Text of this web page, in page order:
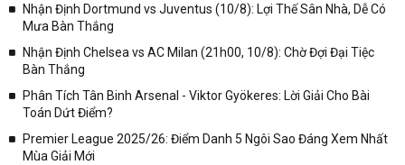
Nhận Định Dortmund vs Juventus (10/8): Lợi Thế Sân Nhà, Dễ Có
Mưa Bàn Thắng
Nhận Định Chelsea vs AC Milan (21h00, 10/8): Chờ Đợi Đại Tiệc
Bàn Thắng
Phân Tích Tân Binh Arsenal - Viktor Gyökeres: Lời Giải Cho Bài
Toán Dứt Điểm?
Premier League 2025/26: Điểm Danh 5 Ngôi Sao Đáng Xem Nhất
Mùa Giải Mới